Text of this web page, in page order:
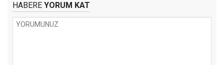
HABERE YORUM KAT